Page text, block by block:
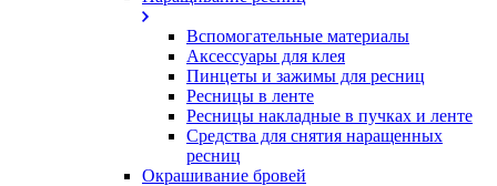
Вспомогательные материалы
Аксессуары для клея
Пинцеты и зажимы для ресниц
Ресницы в ленте
Ресницы накладные в пучках и ленте
Средства для снятия наращенных
ресниц
Окрашивание бровей